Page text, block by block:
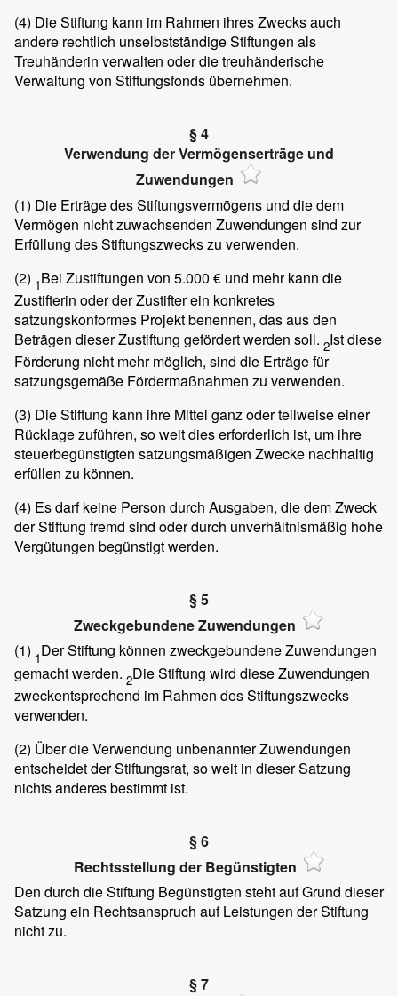
(4) Die Stiftung kann im Rahmen ihres Zwecks auch
andere rechtlich unselbstständige Stiftungen als
Treuhänderin verwalten oder die treuhänderische
Verwaltung von Stiftungsfonds übernehmen.
§ 4
Verwendung der Vermögenserträge und
Zuwendungen
(1) Die Erträge des Stiftungsvermögens und die dem
Vermögen nicht zuwachsenden Zuwendungen sind zur
Erfüllung des Stiftungszwecks zu verwenden.
(2) 1Bei Zustiftungen von 5.000 € und mehr kann die
Zustifterin oder der Zustifter ein konkretes
satzungskonformes Projekt benennen, das aus den
Beträgen dieser Zustiftung gefördert werden soll. 2Ist diese
Förderung nicht mehr möglich, sind die Erträge für
satzungsgemäße Fördermaßnahmen zu verwenden.
(3) Die Stiftung kann ihre Mittel ganz oder teilweise einer
Rücklage zuführen, so weit dies erforderlich ist, um ihre
steuerbegünstigten satzungsmäßigen Zwecke nachhaltig
erfüllen zu können.
(4) Es darf keine Person durch Ausgaben, die dem Zweck
der Stiftung fremd sind oder durch unverhältnismäßig hohe
Vergütungen begünstigt werden.
§ 5
Zweckgebundene Zuwendungen
(1) 1Der Stiftung können zweckgebundene Zuwendungen
gemacht werden. 2Die Stiftung wird diese Zuwendungen
zweckentsprechend im Rahmen des Stiftungszwecks
verwenden.
(2) Über die Verwendung unbenannter Zuwendungen
entscheidet der Stiftungsrat, so weit in dieser Satzung
nichts anderes bestimmt ist.
§ 6
Rechtsstellung der Begünstigten
Den durch die Stiftung Begünstigten steht auf Grund dieser
Satzung ein Rechtsanspruch auf Leistungen der Stiftung
nicht zu.
§ 7